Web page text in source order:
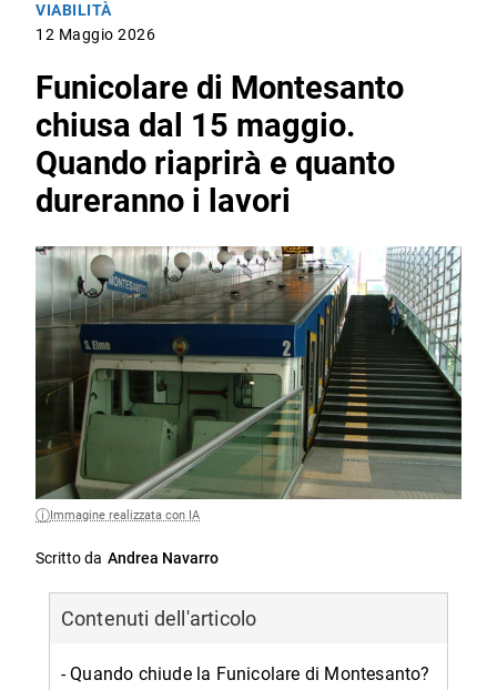
VIABILITÀ
12 Maggio 2026
Funicolare di Montesanto
chiusa dal 15 maggio.
Quando riaprirà e quanto
dureranno i lavori
Immagine realizzata con IA
Scritto da Andrea Navarro
Contenuti dell'articolo
- Quando chiude la Funicolare di Montesanto?